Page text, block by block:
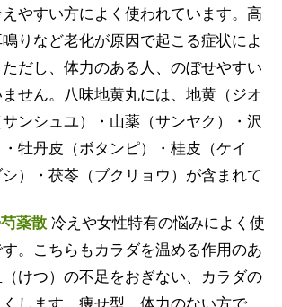
やすい方によく使われています。高
りなど老化が原因で起こる症状によ
だし、体力のある人、のぼせやすい
せん。八味地黄丸には、地黄（ジオ
ンシュユ）・山薬（サンヤク）・沢
牡丹皮（ボタンピ）・桂皮（ケイ
）・茯苓（ブクリョウ）が含まれて
薬散冷えや女性特有の悩みによく使
。こちらもカラダを温める作用のあ
けつ）の不足をおぎない、カラダの